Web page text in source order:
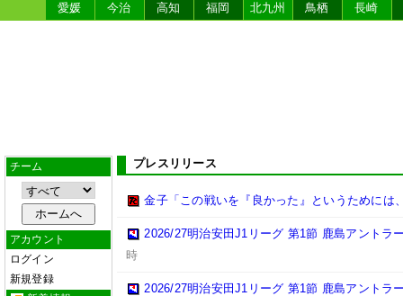
愛媛
今治 高知 福岡 北九州 鳥栖 長崎
チーム
アカウント
ログイン
新規登録
プレスリリース
金子「この戦いを『良かった』というためには
2026/27明治安田J1リーグ 第1節 鹿島アントラ
時
2026/27明治安田J1リーグ 第1節 鹿島アントラ